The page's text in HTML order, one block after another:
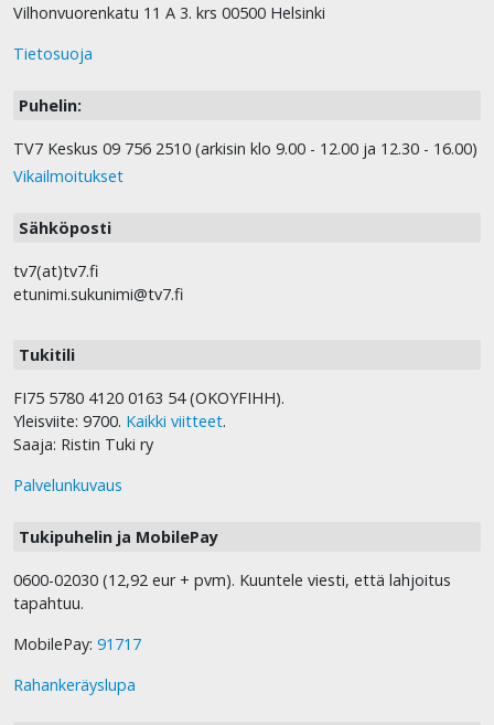
Vilhonvuorenkatu 11 A 3. krs 00500 Helsinki
Tietosuoja
Puhelin:
TV7 Keskus 09 756 2510 (arkisin klo 9.00 - 12.00 ja 12.30 - 16.00)
Vikailmoitukset
Sähköposti
tv7(at)tv7.fi
etunimi.sukunimi@tv7.fi
Tukitili
FI75 5780 4120 0163 54 (OKOYFIHH).
Yleisviite: 9700. Kaikki viitteet.
Saaja: Ristin Tuki ry
Palvelunkuvaus
Tukipuhelin ja MobilePay
0600-02030 (12,92 eur + pvm). Kuuntele viesti, että lahjoitus
tapahtuu.
MobilePay: 91717
Rahankeräyslupa